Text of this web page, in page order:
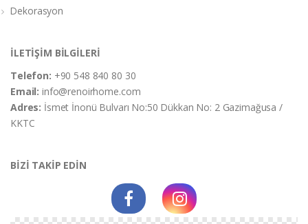
Dekorasyon
İLETİŞİM BİLGİLERİ
Telefon: +90 548 840 80 30
Email:info@renoirhome.com
Adres: İsmet İnonü Bulvarı No:50 Dükkan No: 2 Gazimağusa /
KKTC
BİZİ TAKİP EDİN